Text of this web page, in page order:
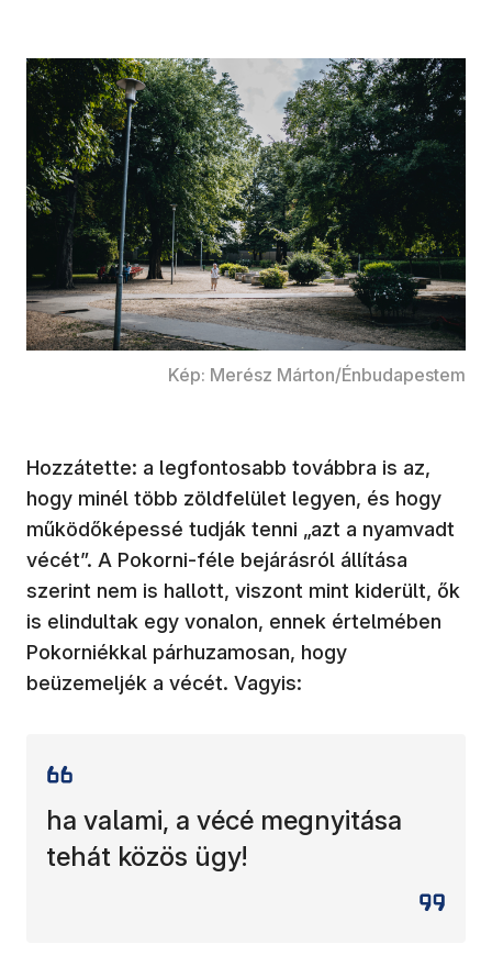
Kép: Merész Márton/Énbudapestem
Hozzátette: a legfontosabb továbbra is az,
hogy minél több zöldfelület legyen, és hogy
működőképessé tudják tenni „azt a nyamvadt
vécét”. A Pokorni-féle bejárásról állítása
szerint nem is hallott, viszont mint kiderült, ők
is elindultak egy vonalon, ennek értelmében
Pokorniékkal párhuzamosan, hogy
beüzemeljék a vécét. Vagyis:
ha valami, a vécé megnyitása
tehát közös ügy!